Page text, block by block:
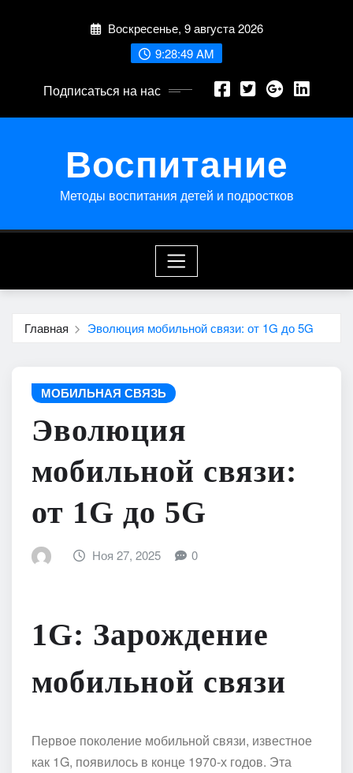
Воскресенье, 9 августа 2026
9:28:49 AM
Подписаться на нас
Воспитание
Методы воспитания детей и подростков
Главная Эволюция мобильной связи: от 1G до 5G
МОБИЛЬНАЯ СВЯЗЬ
Эволюция
мобильной связи:
от 1G до 5G
Ноя 27, 2025 0
1G: Зарождение
мобильной связи
Первое поколение мобильной связи, известное
как 1G, появилось в конце 1970-х годов. Эта